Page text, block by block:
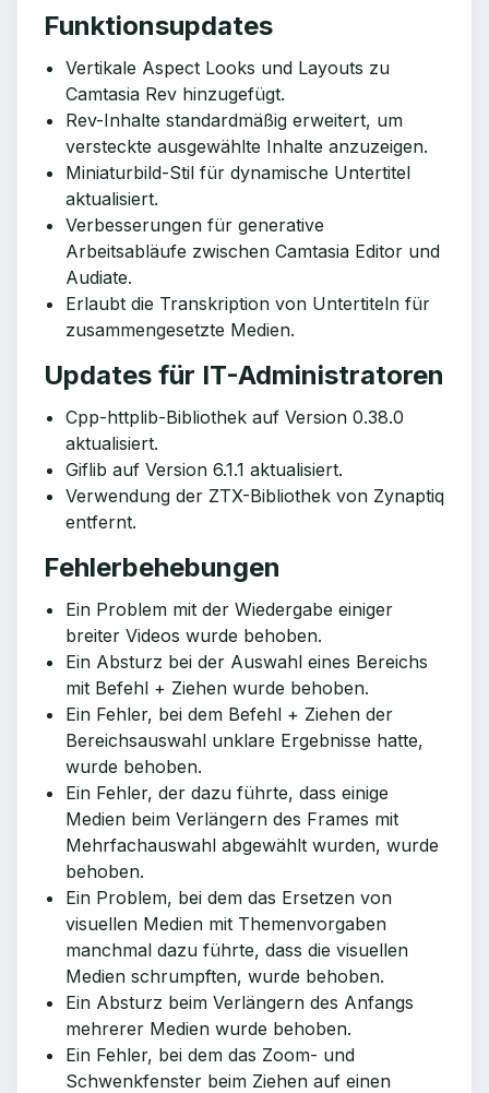
Funktionsupdates
Vertikale Aspect Looks und Layouts zu
Camtasia Rev hinzugefügt.
Rev-Inhalte standardmäßig erweitert, um
versteckte ausgewählte Inhalte anzuzeigen.
Miniaturbild-Stil für dynamische Untertitel
aktualisiert.
Verbesserungen für generative
Arbeitsabläufe zwischen Camtasia Editor und
Audiate.
Erlaubt die Transkription von Untertiteln für
zusammengesetzte Medien.
Updates für IT-Administratoren
Cpp-httplib-Bibliothek auf Version 0.38.0
aktualisiert.
Giflib auf Version 6.1.1 aktualisiert.
Verwendung der ZTX-Bibliothek von Zynaptiq
entfernt.
Fehlerbehebungen
Ein Problem mit der Wiedergabe einiger
breiter Videos wurde behoben.
Ein Absturz bei der Auswahl eines Bereichs
mit Befehl + Ziehen wurde behoben.
Ein Fehler, bei dem Befehl + Ziehen der
Bereichsauswahl unklare Ergebnisse hatte,
wurde behoben.
Ein Fehler, der dazu führte, dass einige
Medien beim Verlängern des Frames mit
Mehrfachauswahl abgewählt wurden, wurde
behoben.
Ein Problem, bei dem das Ersetzen von
visuellen Medien mit Themenvorgaben
manchmal dazu führte, dass die visuellen
Medien schrumpften, wurde behoben.
Ein Absturz beim Verlängern des Anfangs
mehrerer Medien wurde behoben.
Ein Fehler, bei dem das Zoom- und
Schwenkfenster beim Ziehen auf einen